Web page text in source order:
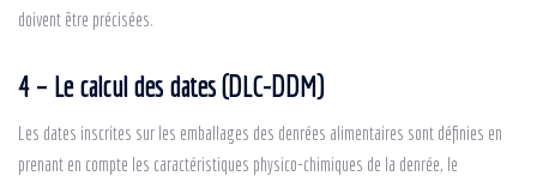
doivent être précisées.
4 – Le calcul des dates (DLC-DDM)
Les dates inscrites sur les emballages des denrées alimentaires sont définies en
prenant en compte les caractéristiques physico-chimiques de la denrée, le